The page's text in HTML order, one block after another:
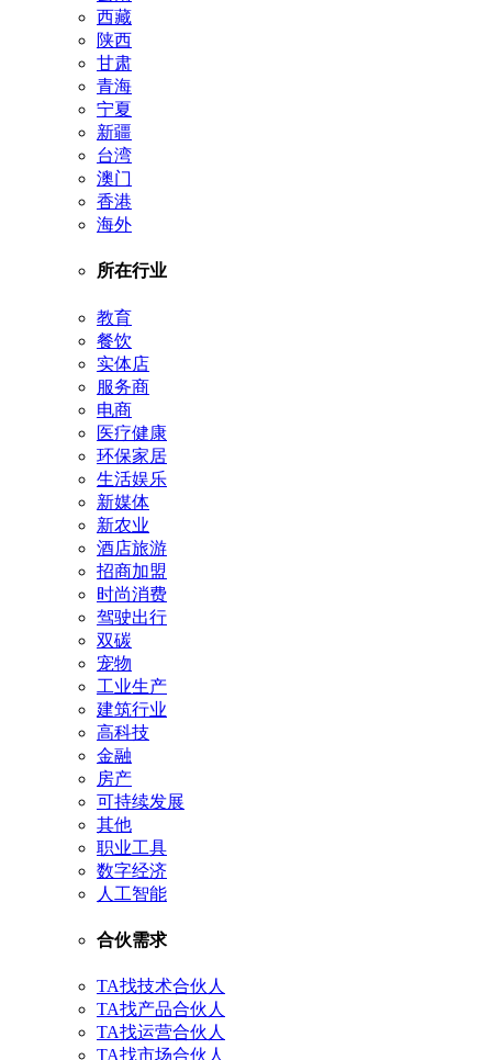
西藏
陕西
甘肃
青海
宁夏
新疆
台湾
澳门
香港
海外
所在行业
教育
餐饮
实体店
服务商
电商
医疗健康
环保家居
生活娱乐
新媒体
新农业
酒店旅游
招商加盟
时尚消费
驾驶出行
双碳
宠物
工业生产
建筑行业
高科技
金融
房产
可持续发展
其他
职业工具
数字经济
人工智能
合伙需求
TA找技术合伙人
TA找产品合伙人
TA找运营合伙人
TA找市场合伙人